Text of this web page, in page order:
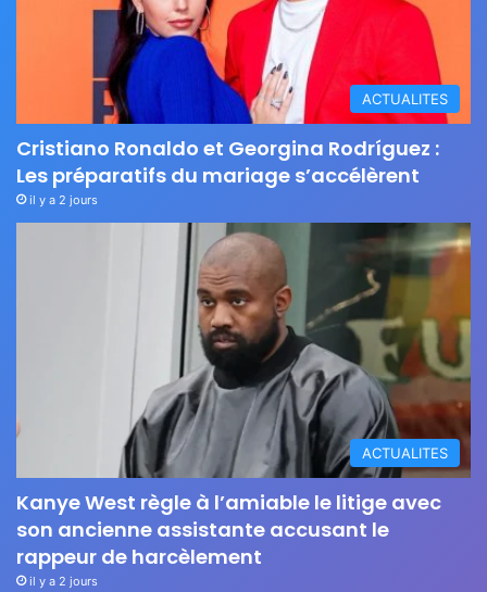
ACTUALITES
Cristiano Ronaldo et Georgina Rodríguez :
Les préparatifs du mariage s’accélèrent
il y a 2 jours
ACTUALITES
Kanye West règle à l’amiable le litige avec
son ancienne assistante accusant le
rappeur de harcèlement
il y a 2 jours